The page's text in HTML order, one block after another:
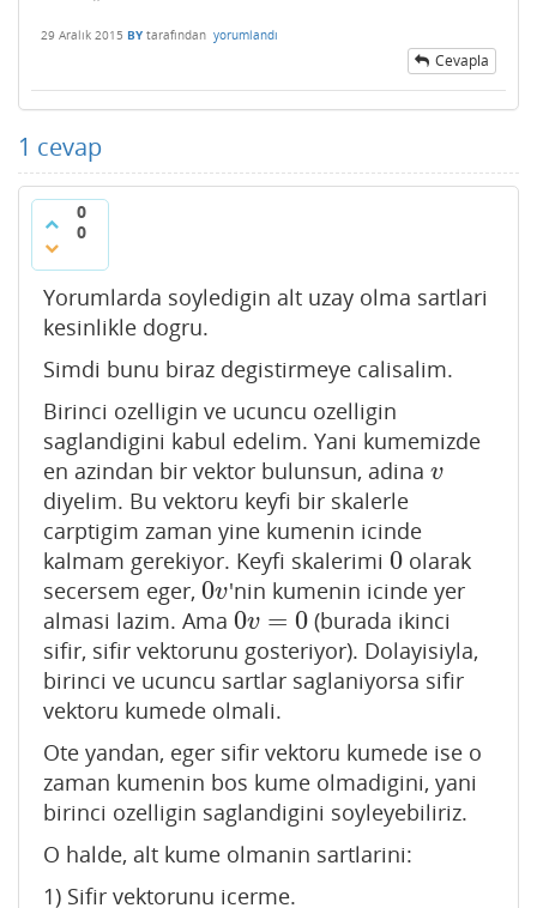
29 Aralık 2015 BY tarafından yorumlandı
Cevapla
1 cevap
0
0
Yorumlarda soyledigin alt uzay olma sartlari
kesinlikle dogru.
Simdi bunu biraz degistirmeye calisalim.
Birinci ozelligin ve ucuncu ozelligin
saglandigini kabul edelim. Yani kumemizde
en azindan bir vektor bulunsun, adina v
v
diyelim. Bu vektoru keyfi bir skalerle
carptigim zaman yine kumenin icinde
kalmam gerekiyor. Keyfi skalerimi 0
0 olarak
secersem eger, 0v
0v 'nin kumenin icinde yer
almasi lazim. Ama 0v = 0
0v= 0
(burada ikinci
sifir, sifir vektorunu gosteriyor). Dolayisiyla,
birinci ve ucuncu sartlar saglaniyorsa sifir
vektoru kumede olmali.
Ote yandan, eger sifir vektoru kumede ise o
zaman kumenin bos kume olmadigini, yani
birinci ozelligin saglandigini soyleyebiliriz.
O halde, alt kume olmanin sartlarini:
1) Sifir vektorunu icerme.